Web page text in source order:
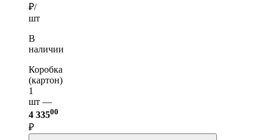
₽/
шт
В
наличии
Коробка
(картон)
1
шт —
4 33500
₽